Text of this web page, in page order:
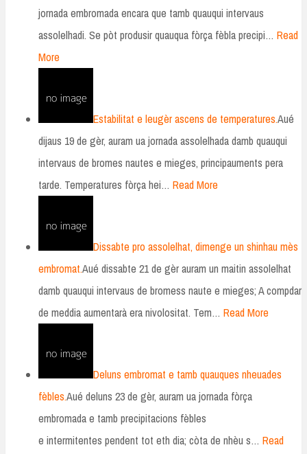
jornada embromada encara que tamb quauqui intervaus
assolelhadi. Se pòt produsir quauqua fòrça fèbla precipi… Read
More
Estabilitat e leugèr ascens de temperatures.Aué
dijaus 19 de gèr, auram ua jornada assolelhada damb quauqui
intervaus de bromes nautes e mieges, principauments pera
tarde. Temperatures fòrça hei… Read More
Dissabte pro assolelhat, dimenge un shinhau mès
embromat.Aué dissabte 21 de gèr auram un maitin assolelhat
damb quauqui intervaus de bromess naute e mieges; A compdar
de meddia aumentarà era nivolositat. Tem… Read More
Deluns embromat e tamb quauques nheuades
fèbles.Aué deluns 23 de gèr, auram ua jornada fòrça
embromada e tamb precipitacions fèbles
e intermitentes pendent tot eth dia; còta de nhèu s… Read